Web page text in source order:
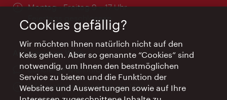
Öffnungszeiten:
Montag - Freitag 9 – 17 Uhr
Feiertags geschlossen
AI Concierge Wien
Ort:
concierge.wien.info
Öffnungszeiten:
Informationen rund um die Uhr
Cookies gefällig?
Wir möchten Ihnen natürlich nicht auf den
Keks gehen. Aber so genannte “Cookies” sind
notwendig, um Ihnen den bestmöglichen
Service zu bieten und die Funktion der
Websites und Auswertungen sowie auf Ihre